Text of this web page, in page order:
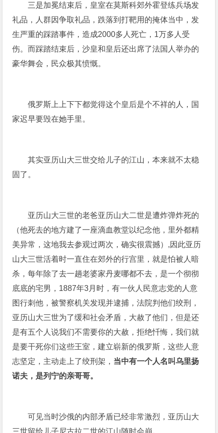
三是加冕结束后，皇室在莫斯科郊外霍登练兵场发
礼品，人群因争取礼品，跌落到打靶用的掩体当中，发
生严重的踩踏事件，造成2000多人死亡，1万多人受
伤。而踩踏结束后，沙皇和皇后还出席了法国人举办的
豪华舞会，民众极其愤慨。
俄罗斯上上下下都觉得这个皇后是个不祥的人，国
家迟早要毁在她手里。
其实亚历山大三世交给儿子的江山，本来就不太稳
固了。
亚历山大三世的老爸亚历山大二世是遭炸弹炸死的
（他死去的地方建了一座滴血教堂以纪念他，里外都精
美异常，这地我去参观过两次，确实很震撼）,因此亚历
山大三世活着时一直住在郊外的行宫里，就是怕被人暗
杀，每年除了去一趟老婆家丹麦哪都不去，是一个彻彻
底底的宅男，1887年3月时，有一伙人民意志党的人意
图行刺他，被警察机关发现并逮捕，法院判他们绞刑，
亚历山大三世为了缓和社会矛盾，大赦了他们，但是还
是有五个人说我们不需要你的大赦，拒绝忏悔，我们就
是要干死你们这些王室，建立崭新的俄罗斯，这些人意
志坚定，主动走上了绞刑架， 当中有一个人名叫乌里扬
诺夫，是列宁的亲哥哥。
可见当时沙俄的内部矛盾已经非常激烈，亚历山大
三世留给儿子尼古拉二世的江山随时会崩。